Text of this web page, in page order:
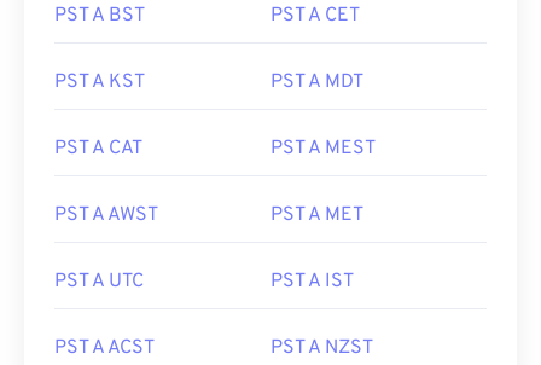
PST A BST PST A CET
PST A KST PST A MDT
PST A CAT PST A MEST
PST A AWST PST A MET
PST A UTC PST A IST
PST A ACST PST A NZST